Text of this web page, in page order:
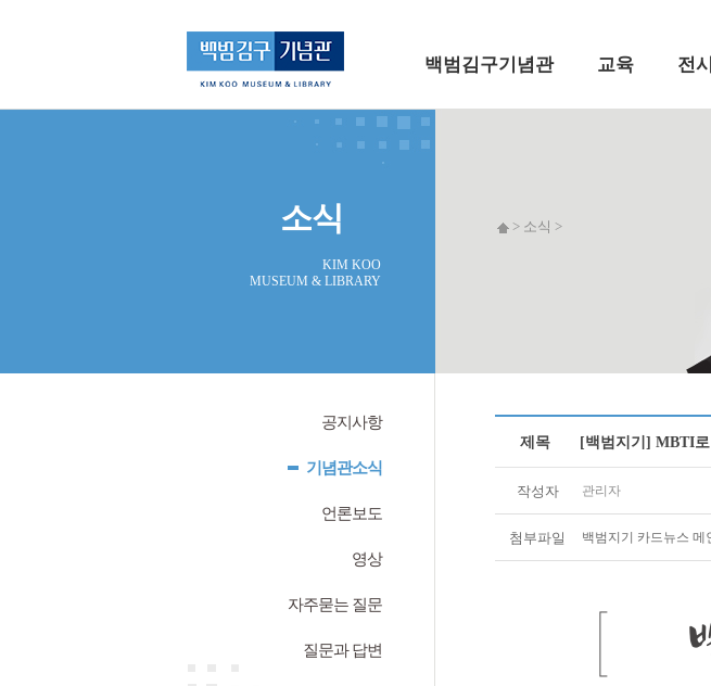
백범김구기념관 교육 전시
소식
KIM KOO
MUSEUM & LIBRARY
> 소식 >
공지사항
기념관소식
언론보도
영상
자주묻는 질문
질문과 답변
제목 [백범지기] MBTI
작성자 관리자
첨부파일 백범지기 카드뉴스 메